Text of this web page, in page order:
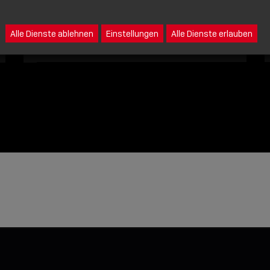
Alle Dienste ablehnen Einstellungen Alle Dienste erlauben